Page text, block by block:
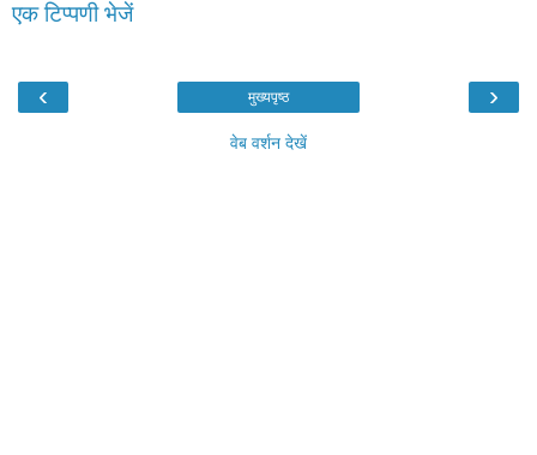
एक टिप्पणी भेजें
‹ ›
मुख्यपृष्ठ
वेब वर्शन देखें